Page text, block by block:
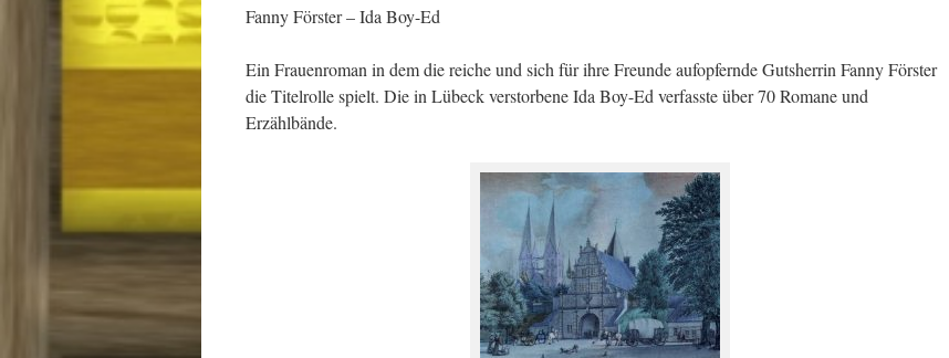
Fanny Förster – Ida Boy-Ed
Ein Frauenroman in dem die reiche und sich für ihre Freunde aufopfernde Gutsherrin Fanny Förster
die Titelrolle spielt. Die in Lübeck verstorbene Ida Boy-Ed verfasste über 70 Romane und
Erzählbände.